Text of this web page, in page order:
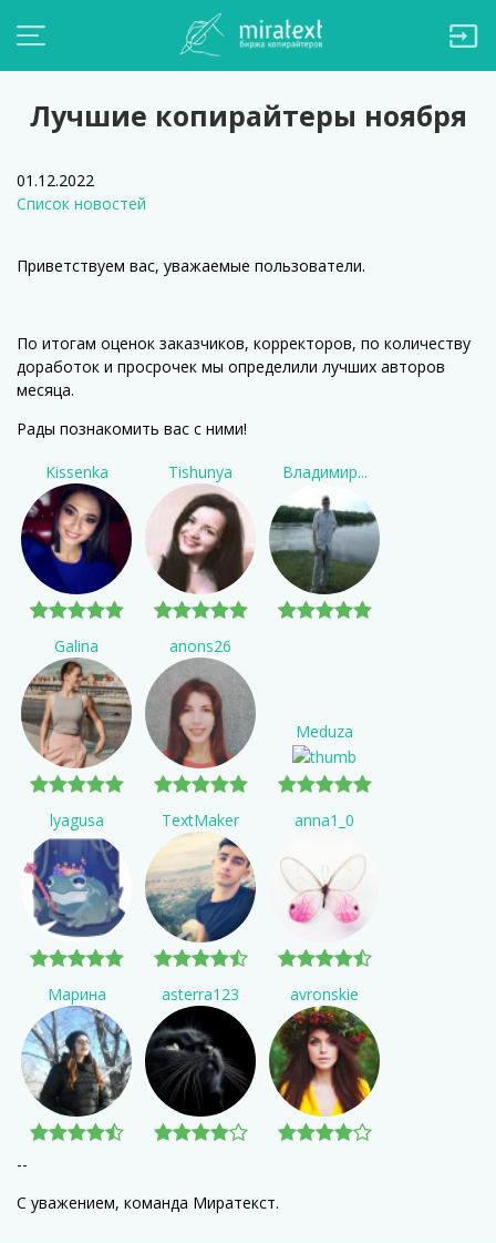
Лучшие копирайтеры ноября
01.12.2022
Список новостей
Приветствуем вас, уважаемые пользователи.
По итогам оценок заказчиков, корректоров, по количеству
доработок и просрочек мы определили лучших авторов
месяца.
Рады познакомить вас с ними!
Kissenka Tishunya Владимир...
Galina anons26
Meduza
lyagusa TextMaker anna1_0
Марина asterra123 avronskie
--
С уважением, команда Миратекст.